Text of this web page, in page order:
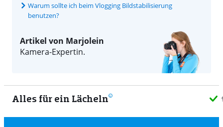
Warum sollte ich beim Vlogging Bildstabilisierung
benutzen?
Artikel von Marjolein
Kamera-Expertin.
Alles für ein Lächeln